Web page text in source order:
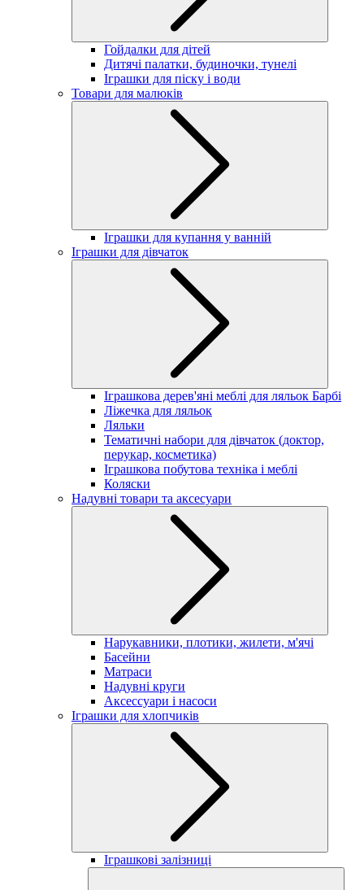
Гойдалки для дітей
Дитячі палатки, будиночки, тунелі
Іграшки для піску і води
Товари для малюків
Іграшки для купання у ванній
Іграшки для дівчаток
Іграшкова дерев'яні меблі для ляльок Барбі
Ліжечка для ляльок
Ляльки
Тематичні набори для дівчаток (доктор,
перукар, косметика)
Іграшкова побутова техніка і меблі
Коляски
Надувні товари та аксесуари
Нарукавники, плотики, жилети, м'ячі
Басейни
Матраси
Надувні круги
Аксессуари і насоси
Іграшки для хлопчиків
Іграшкові залізниці